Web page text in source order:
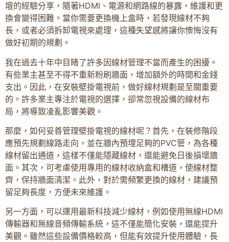
壇的經驗分享，隨著HDMI、電源和網路線的暴露，維護和更
換會變得困難。當你需要更換機上盒時，若發現線材不夠
長，或者必須拆卸電視來處理，這種失望感將讓你懊悔沒有
做好初期的規劃。
我在過去十年中目睹了許多因線材管理不當而產生的困擾。
有些業主甚至不得不重新粉刷牆面，增加額外的時間和金錢
支出。因此，在安裝壁掛電視前，做好線材規劃是至關重要
的。許多業主專注於電視的選擇，卻常忽視設備的線材布
局，將導致凌亂影響美觀。
那麼，如何妥善管理壁掛電視的線材呢？首先，在裝修階段
應預先規劃線路走向，並在牆內預埋足夠的PVC管，為各種
線材留出通道，這樣不僅能隱藏線材，還能避免日後損壞牆
面。其次，可考慮使用專用的線材收納盒和槽道，使線材整
齊，保持牆面清潔。此外，對於需頻繁更換的線材，建議預
留足夠長度，方便未來維護。
另一方面，可以運用最新科技減少線材，例如使用無線HDMI
傳輸器和無線音頻傳輸系統，這不僅能簡化安裝，還能提升
美觀。雖然這些設備價格較高，但能有效提升使用體驗，長